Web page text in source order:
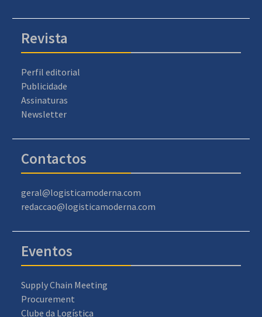
Revista
Perfil editorial
Publicidade
Assinaturas
Newsletter
Contactos
geral@logisticamoderna.com
redaccao@logisticamoderna.com
Eventos
Supply Chain Meeting
Procurement
Clube da Logística